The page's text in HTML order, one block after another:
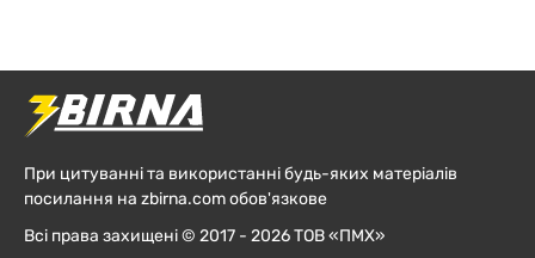
При цитуванні та використанні будь-яких матеріалів
посилання на zbirna.com обов'язкове
Всі права захищені © 2017 - 2026 ТОВ «ПМХ»